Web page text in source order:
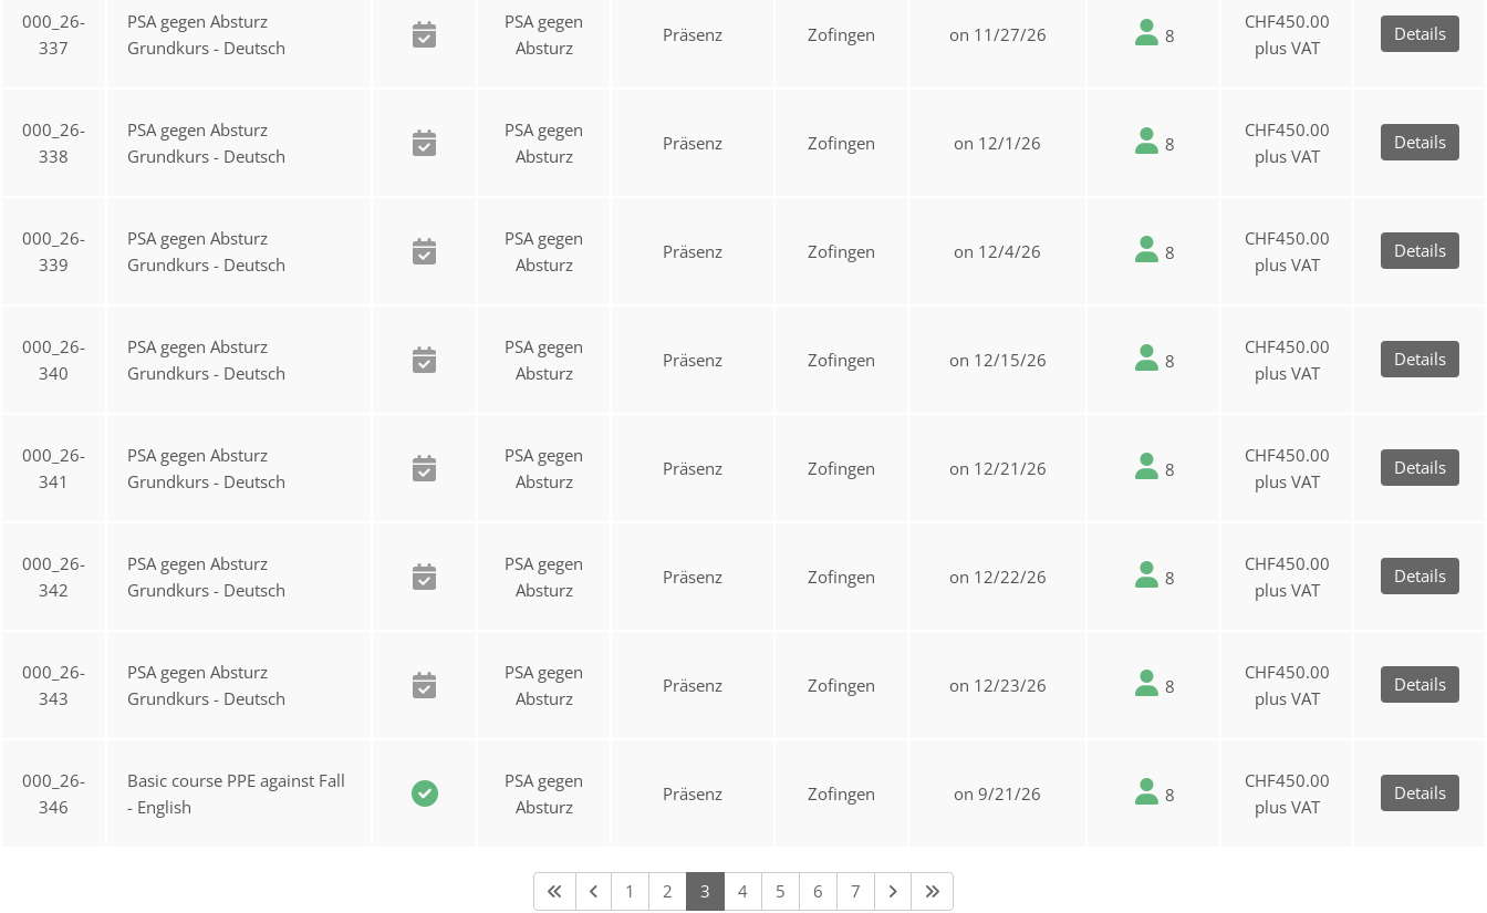
000_26-
337
PSA gegen Absturz
Grundkurs - Deutsch
PSA gegen
Absturz
Präsenz Zofingen on 11/27/26 8
CHF450.00
plus VAT
Details
000_26-
338
PSA gegen Absturz
Grundkurs - Deutsch
PSA gegen
Absturz
Präsenz Zofingen on 12/1/26 8
CHF450.00
plus VAT
Details
000_26-
339
PSA gegen Absturz
Grundkurs - Deutsch
PSA gegen
Absturz
Präsenz Zofingen on 12/4/26 8
CHF450.00
plus VAT
Details
000_26-
340
PSA gegen Absturz
Grundkurs - Deutsch
PSA gegen
Absturz
Präsenz Zofingen on 12/15/26 8
CHF450.00
plus VAT
Details
000_26-
341
PSA gegen Absturz
Grundkurs - Deutsch
PSA gegen
Absturz
Präsenz Zofingen on 12/21/26 8
CHF450.00
plus VAT
Details
000_26-
342
PSA gegen Absturz
Grundkurs - Deutsch
PSA gegen
Absturz
Präsenz Zofingen on 12/22/26 8
CHF450.00
plus VAT
Details
000_26-
343
PSA gegen Absturz
Grundkurs - Deutsch
PSA gegen
Absturz
Präsenz Zofingen on 12/23/26 8
CHF450.00
plus VAT
Details
000_26-
346
Basic course PPE against Fall
- English
PSA gegen
Absturz
Präsenz Zofingen on 9/21/26 8
CHF450.00
plus VAT
Details
1 2 3 4 5 6 7